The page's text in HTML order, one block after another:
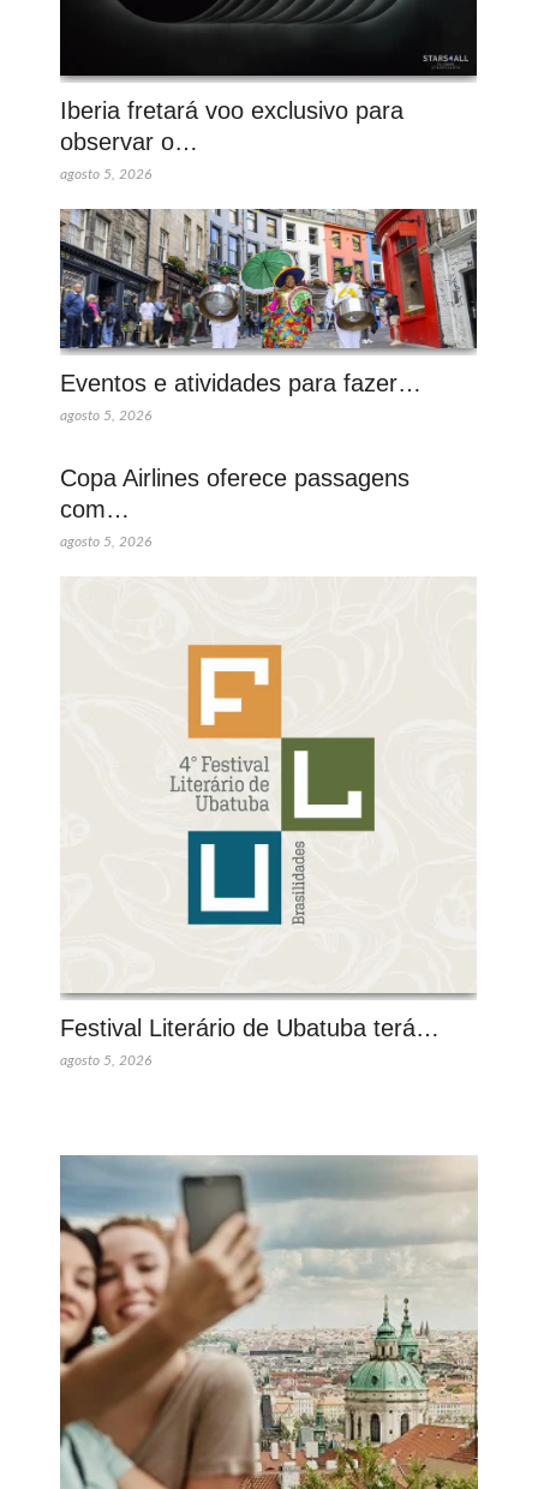
Iberia fretará voo exclusivo para
observar o…
agosto 5, 2026
Eventos e atividades para fazer…
agosto 5, 2026
Copa Airlines oferece passagens
com…
agosto 5, 2026
Festival Literário de Ubatuba terá…
agosto 5, 2026